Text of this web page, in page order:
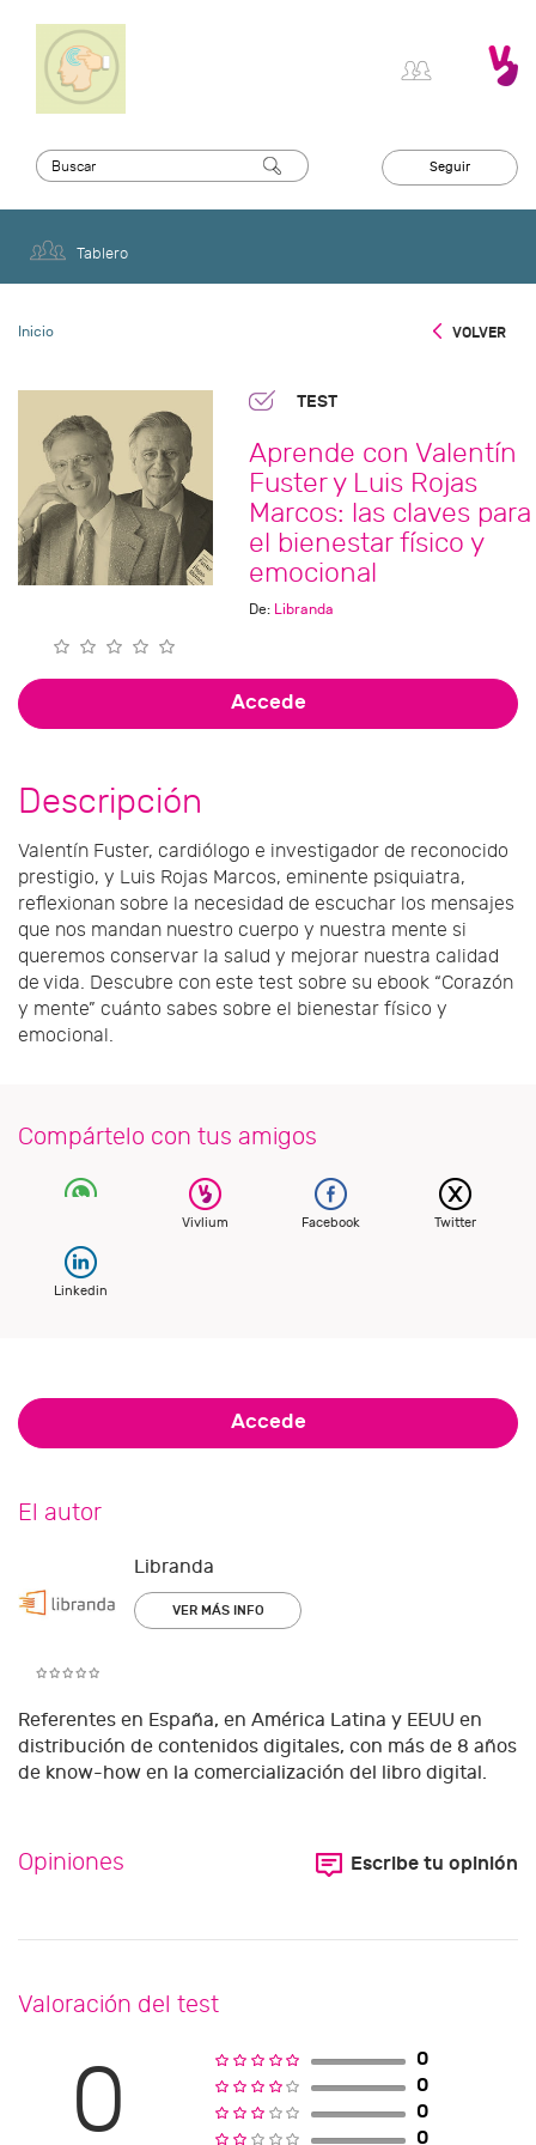
Seguir
Tablero
Inicio VOLVER
TEST
Aprende con Valentín
Fuster y Luis Rojas
Marcos: las claves para
el bienestar físico y
emocional
De: Libranda
Accede
Descripción
Valentín Fuster, cardiólogo e investigador de reconocido
prestigio, y Luis Rojas Marcos, eminente psiquiatra,
reflexionan sobre la necesidad de escuchar los mensajes
que nos mandan nuestro cuerpo y nuestra mente si
queremos conservar la salud y mejorar nuestra calidad
de vida. Descubre con este test sobre su ebook “Corazón
y mente” cuánto sabes sobre el bienestar físico y
emocional.
Compártelo con tus amigos
Vivlium Facebook Twitter
Linkedin
Accede
El autor
Libranda
VER MÁS INFO
Referentes en España, en América Latina y EEUU en
distribución de contenidos digitales, con más de 8 años
de know-how en la comercialización del libro digital.
Opiniones Escribe tu opinión
Valoración del test
0
0
0
0
0